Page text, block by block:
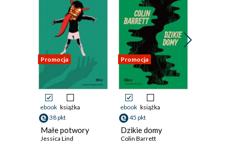
Promocja
ebook książka
38 pkt
Małe potwory
Jessica Lind
Promocja
ebook książka
45 pkt
Dzikie domy
Colin Barrett